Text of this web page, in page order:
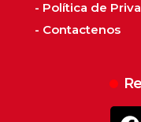
- Política de
- Contactenos